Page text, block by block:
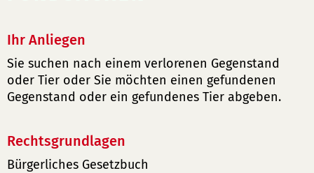
Ihr Anliegen
Sie suchen nach einem verlorenen Gegenstand
oder Tier oder Sie möchten einen gefundenen
Gegenstand oder ein gefundenes Tier abgeben.
Rechtsgrundlagen
Bürgerliches Gesetzbuch